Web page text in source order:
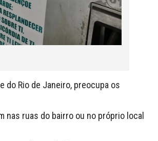
do Rio de Janeiro, preocupa os
ruas do bairro ou no próprio local